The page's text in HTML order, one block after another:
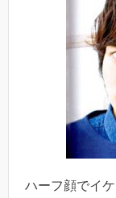
ハーフ顔でイ